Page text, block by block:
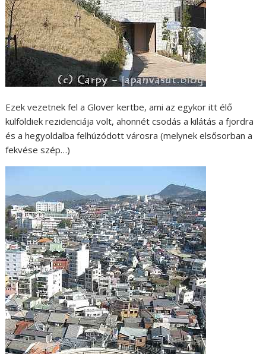
Ezek vezetnek fel a Glover kertbe, ami az egykor itt élő
külföldiek rezidenciája volt, ahonnét csodás a kilátás a fjordra
és a hegyoldalba felhúzódott városra (melynek elsősorban a
fekvése szép…)